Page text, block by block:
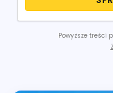
Powyższe treści